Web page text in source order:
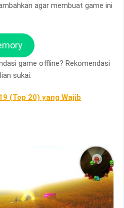
agar membuat game ini
game offline? Rekomendasi
sukai:
(Top 20) yang Wajib